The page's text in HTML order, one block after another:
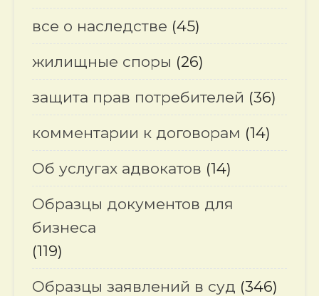
все о наследстве (45)
жилищные споры (26)
защита прав потребителей (36)
комментарии к договорам (14)
Об услугах адвокатов (14)
Образцы документов для
бизнеса
(119)
Образцы заявлений в суд (346)